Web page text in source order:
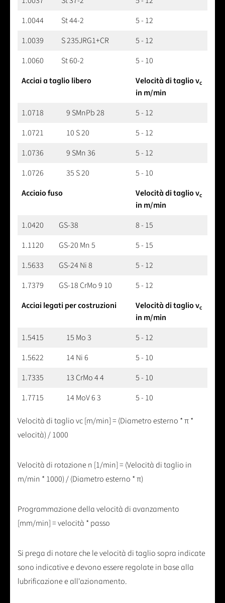
1.0044
St 44-2
5 - 12
1.0039
S 235JRG1+CR
5 - 12
1.0060
St 60-2
5 - 10
Acciai a taglio libero
Velocità di taglio vc
in m/min
1.0718
9 SMnPb 28
5 - 12
1.0721
10 S 20
5 - 12
1.0736
9 SMn 36
5 - 12
1.0726
35 S 20
5 - 10
Acciaio fuso
Velocità di taglio vc
in m/min
1.0420
GS-38
8 - 15
1.1120
GS-20 Mn 5
5 - 15
1.5633
GS-24 Ni 8
5 - 12
1.7379
GS-18 CrMo 9 10
5 - 12
Acciai legati per costruzioni
Velocità di taglio vc
in m/min
1.5415
15 Mo 3
5 - 12
1.5622
14 Ni 6
5 - 10
1.7335
13 CrMo 4 4
5 - 10
1.7715
14 MoV 6 3 5 - 10
Velocità di taglio vc [m/min] = (Diametro esterno * π *
velocità) / 1000
Velocità di rotazione n [1/min] = (Velocità di taglio in
m/min * 1000) / (Diametro esterno * π)
Programmazione della velocità di avanzamento
[mm/min] = velocità * passo
Si prega di notare che le velocità di taglio sopra indicate
sono indicative e devono essere regolate in base alla
lubrificazione e all'azionamento.